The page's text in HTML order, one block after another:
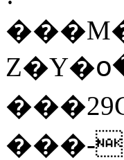
���-